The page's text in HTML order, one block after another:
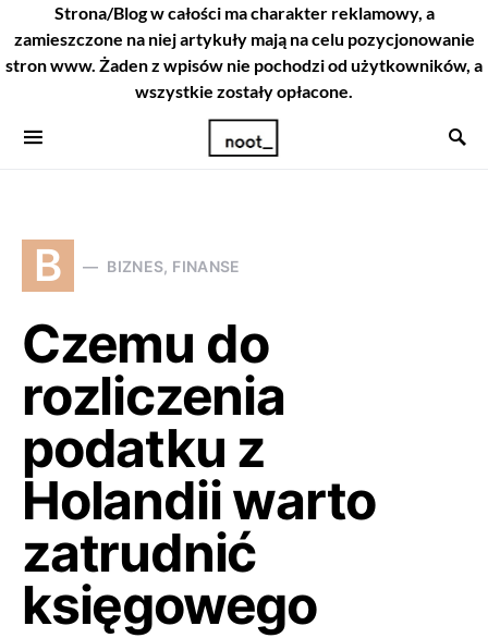
Strona/Blog w całości ma charakter reklamowy, a
zamieszczone na niej artykuły mają na celu pozycjonowanie
stron www. Żaden z wpisów nie pochodzi od użytkowników, a
wszystkie zostały opłacone.
B BIZNES, FINANSE
Czemu do
rozliczenia
podatku z
Holandii warto
zatrudnić
księgowego